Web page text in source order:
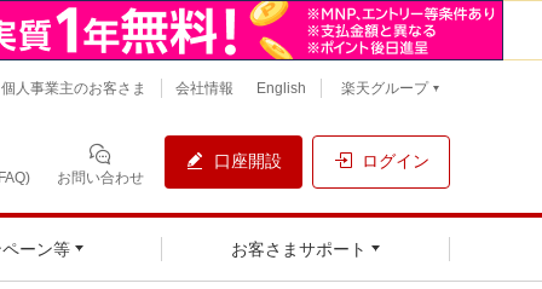
お問い合わせ
口座開設 ログイン
ーン等 お客さまサポート
個人事業主のお客さま 会社情報 English 楽天グループ